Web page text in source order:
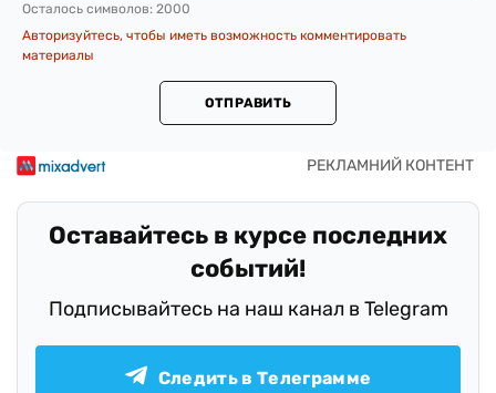
Осталось символов: 2000
Авторизуйтесь, чтобы иметь возможность комментировать
материалы
ОТПРАВИТЬ
Оставайтесь в курсе последних
событий!
Подписывайтесь на наш канал в Telegram
Следить в Телеграмме